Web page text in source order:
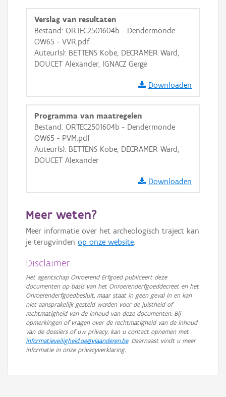
i
+ −
Basis Lagen
OSM-Basiskaart
Ortho
Verslag van resultaten
Bestand: ORTEC2501604b - Dendermonde
OW65 - VVR.pdf
Auteur(s): BETTENS Kobe, DECRAMER Ward,
DOUCET Alexander, IGNACZ Gerge
Downloaden
Programma van maatregelen
Bestand: ORTEC2501604b - Dendermonde
OW65 - PVM.pdf
Auteur(s): BETTENS Kobe, DECRAMER Ward,
DOUCET Alexander
Downloaden
Meer weten?
Meer informatie over het archeologisch traject kan
je terugvinden op onze website.
Disclaimer
Het agentschap Onroerend Erfgoed publiceert deze
documenten op basis van het Onroerenderfgoeddecreet en het
Onroerenderfgoedbesluit, maar staat in geen geval in en kan
niet aansprakelijk gesteld worden voor de juistheid of
rechtmatigheid van de inhoud van deze documenten. Bij
opmerkingen of vragen over de rechtmatigheid van de inhoud
van de dossiers of uw privacy, kan u contact opnemen met
informatieveiligheid.oe@vlaanderen.be. Daarnaast vindt u meer
informatie in onze privacyverklaring.